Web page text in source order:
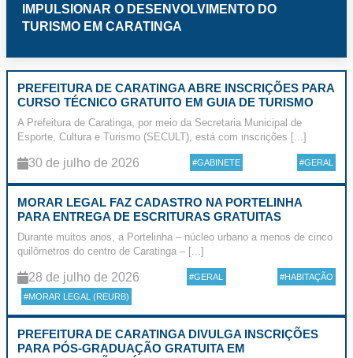
IMPULSIONAR O DESENVOLVIMENTO DO
TURISMO EM CARATINGA
PREFEITURA DE CARATINGA ABRE INSCRIÇÕES PARA
CURSO TÉCNICO GRATUITO EM GUIA DE TURISMO
A Prefeitura de Caratinga, por meio da Secretaria Municipal de
Esporte, Cultura e Turismo (SECULT), está com inscrições [...]
30 de julho de 2026 #GABINETE #GERAL
MORAR LEGAL FAZ CADASTRO NA PORTELINHA
PARA ENTREGA DE ESCRITURAS GRATUITAS
Durante muitos anos, a Portelinha – núcleo urbano a menos de cinco
quilômetros do centro de Caratinga – [...]
28 de julho de 2026 #GERAL #HABITAÇÃO
#MORAR LEGAL (REURB)
PREFEITURA DE CARATINGA DIVULGA INSCRIÇÕES
PARA PÓS-GRADUAÇÃO GRATUITA EM